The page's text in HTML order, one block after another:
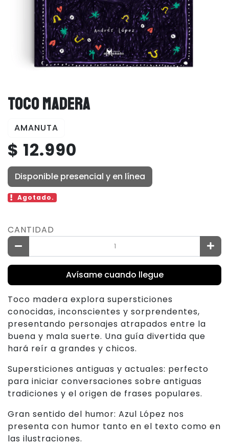
TOCO MADERA
AMANUTA
$ 12.990
Disponible presencial y en línea
Agotado.
CANTIDAD
Avísame cuando llegue
Toco madera explora supersticiones
conocidas, inconscientes y sorprendentes,
presentando personajes atrapados entre la
buena y mala suerte. Una guía divertida que
hará reír a grandes y chicos.
Supersticiones antiguas y actuales: perfecto
para iniciar conversaciones sobre antiguas
tradiciones y el origen de frases populares.
Gran sentido del humor: Azul López nos
presenta con humor tanto en el texto como en
las ilustraciones.